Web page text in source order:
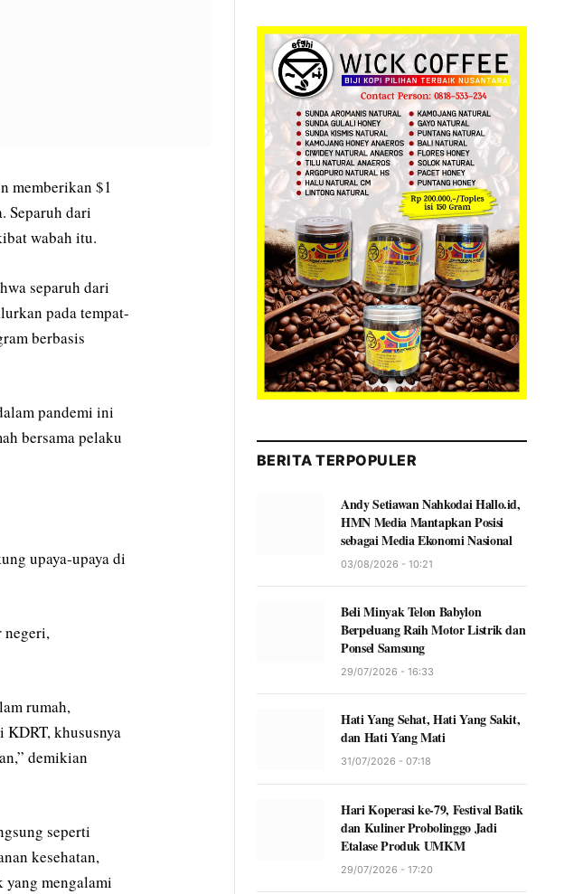
memberikan $1
Separuh dari
wabah itu.
separuh dari
pada tempat-
berbasis
pandemi ini
bersama pelaku
upaya-upaya di
negeri,
rumah,
KDRT, khususnya
demikian
seperti
kesehatan,
yang mengalami
BERITA TERPOPULER
Andy Setiawan Nahkodai Hallo.id,
HMN Media Mantapkan Posisi
sebagai Media Ekonomi Nasional
03/08/2026 - 10:21
Beli Minyak Telon Babylon
Berpeluang Raih Motor Listrik dan
Ponsel Samsung
29/07/2026 - 16:33
Hati Yang Sehat, Hati Yang Sakit,
dan Hati Yang Mati
31/07/2026 - 07:18
Hari Koperasi ke-79, Festival Batik
dan Kuliner Probolinggo Jadi
Etalase Produk UMKM
29/07/2026 - 17:20